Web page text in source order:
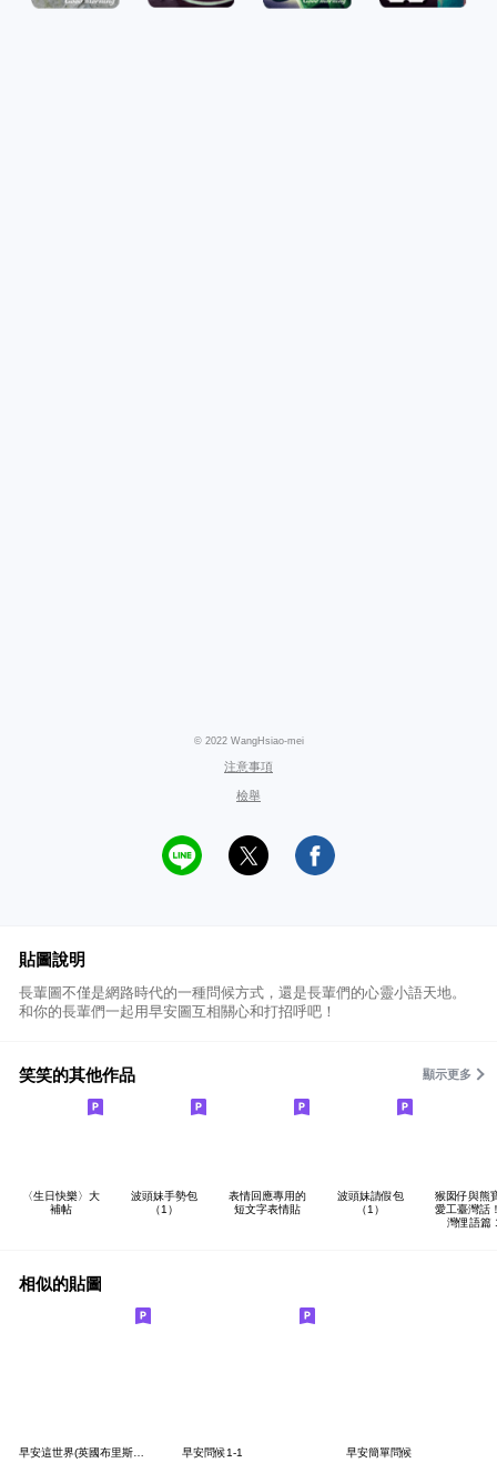
© 2022 WangHsiao-mei
注意事項
檢舉
貼圖說明
長輩圖不僅是網路時代的一種問候方式，還是長輩們的心靈小語天地。
和你的長輩們一起用早安圖互相關心和打招呼吧！
笑笑的其他作品 顯示更多
〈生日快樂〉大
補帖
波頭妹手勢包
（1）
表情回應專用的
短文字表情貼
波頭妹請假包
（1）
猴囡仔與熊
愛工臺灣話
灣俚語篇
相似的貼圖
早安這世界(英國布里斯托爾) 1 早安問候1-1 早安簡單問候